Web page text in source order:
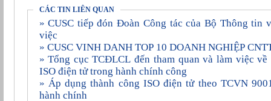
CÁC TIN LIÊN QUAN
» CUSC tiếp đón Đoàn Công tác của Bộ Thông tin và Truyền thông đến làm
việc
» CUSC VINH DANH TOP 10 DOANH NGHIỆP
» Tổng cục TCĐLCL đến tham quan và làm việc về việc áp dụng phần mềm
ISO điện tử trong hành chính công
» Áp dụng thành công ISO điện tử theo TCVN 9001:2015 vào 227 cơ quan
hành chính